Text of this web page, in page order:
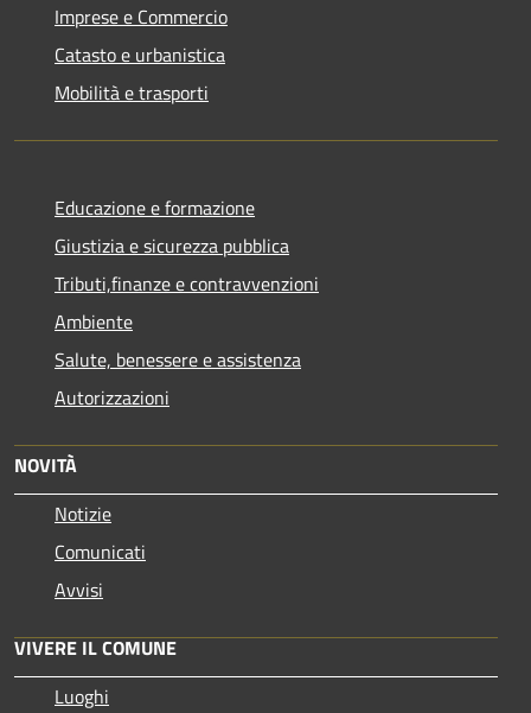
Imprese e Commercio
Catasto e urbanistica
Mobilità e trasporti
Educazione e formazione
Giustizia e sicurezza pubblica
Tributi,finanze e contravvenzioni
Ambiente
Salute, benessere e assistenza
Autorizzazioni
NOVITÀ
Notizie
Comunicati
Avvisi
VIVERE IL COMUNE
Luoghi